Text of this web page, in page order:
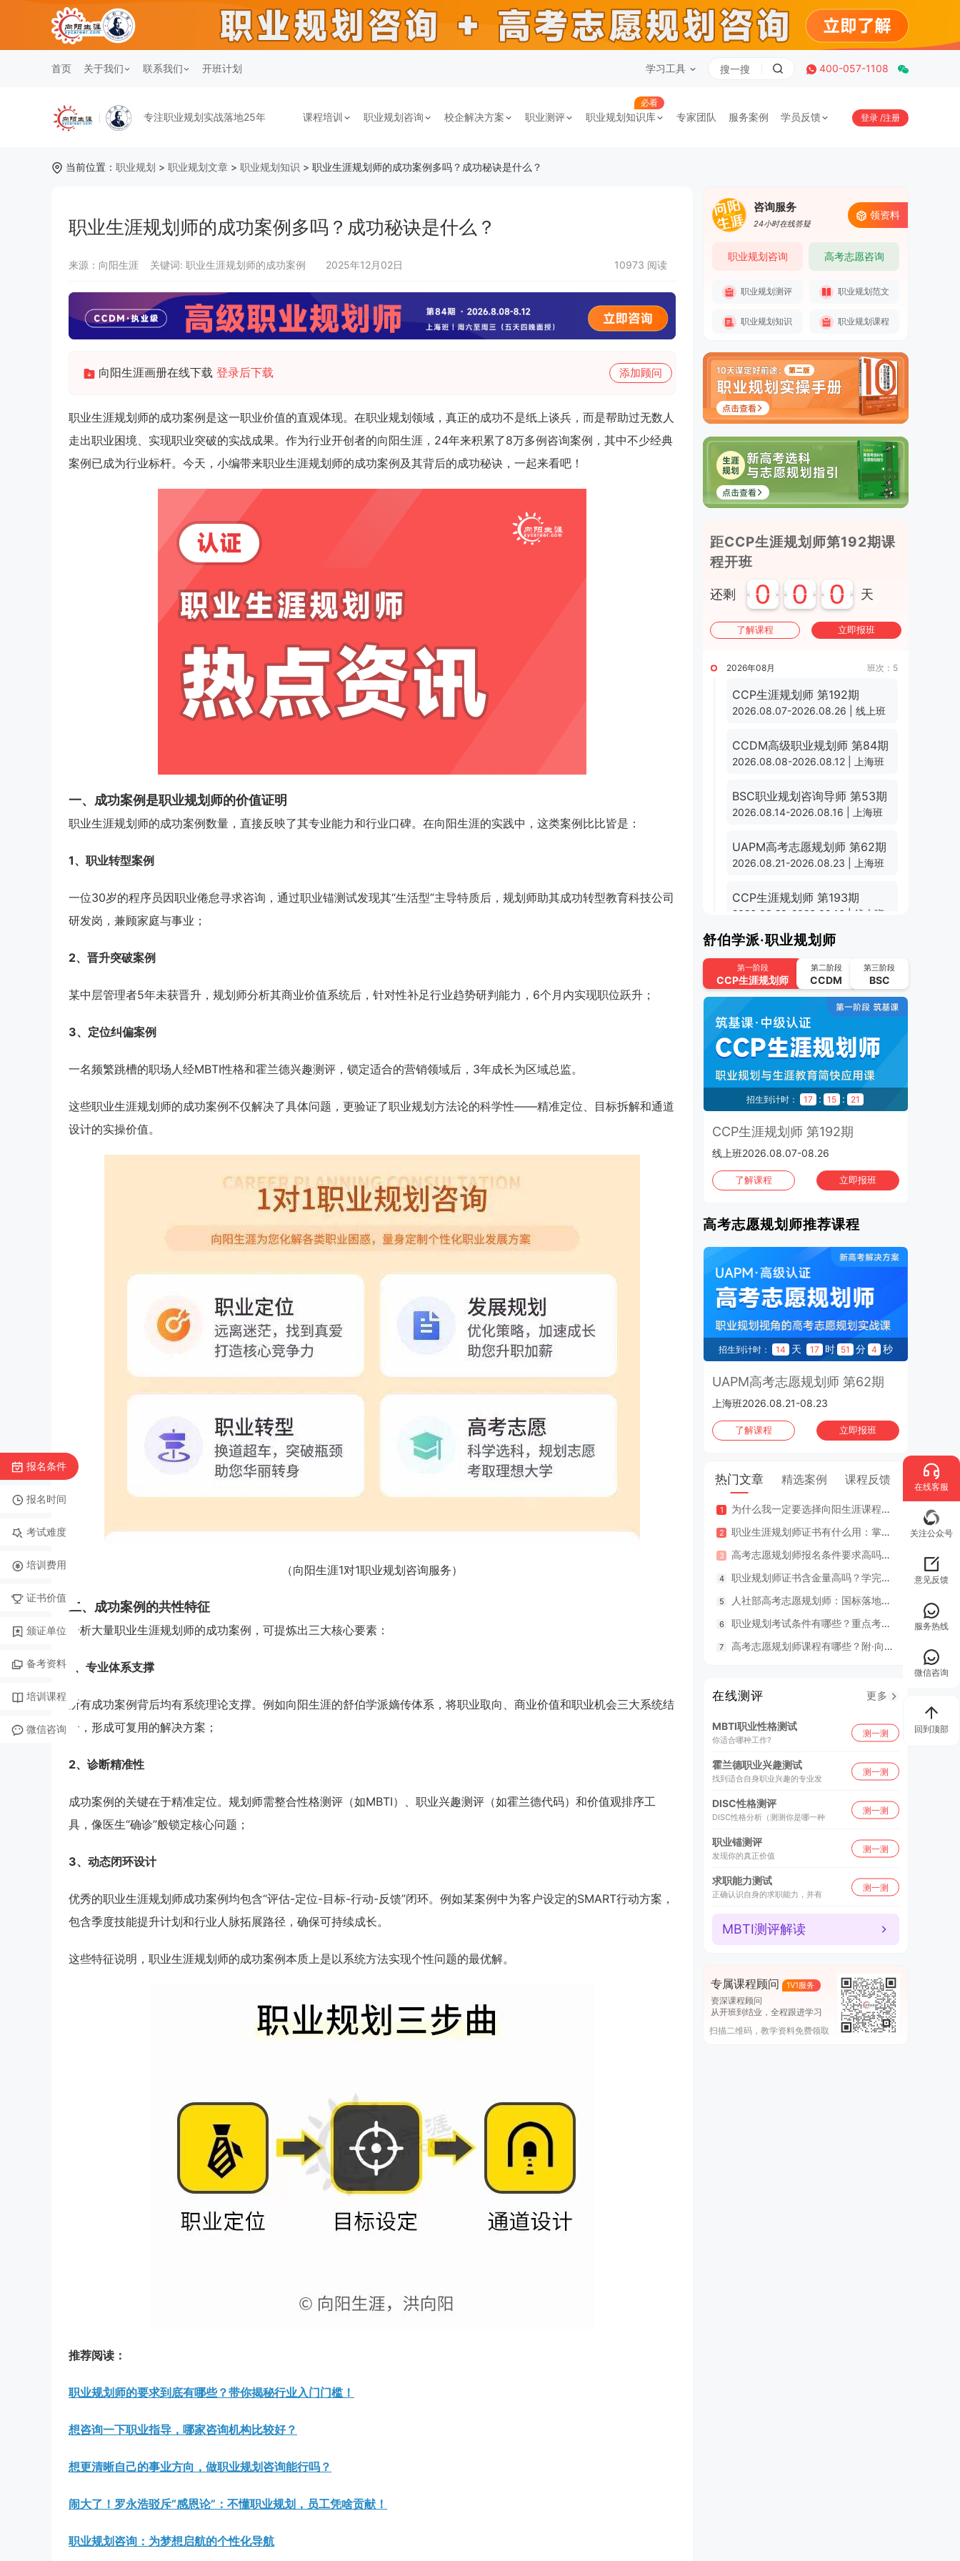
首页 关于我们 联系我们 开班计划 学习工具 400-057-1108
专注职业规划实战落地25年 课程培训 职业规划咨询 校企解决方案 职业测评
必看
职业规划知识库 专家团队 服务案例 学员反馈 登录 /注册
当前位置： 职业规划 > 职业规划文章 > 职业规划知识 > 职业生涯规划师的成功案例多吗？成功秘诀是什么？
职业生涯规划师的成功案例多吗？成功秘诀是什么？
10973 阅读
来源：向阳生涯 关键词: 职业生涯规划师的成功案例 2025年12月02日
向阳生涯画册在线下载 登录后下载 添加顾问
职业生涯规划师的成功案例是这一职业价值的直观体现。在职业规划领域，真正的成功不是纸上谈兵，而是帮助过无数人
走出职业困境、实现职业突破的实战成果。作为行业开创者的向阳生涯，24年来积累了8万多例咨询案例，其中不少经典
案例已成为行业标杆。今天，小编带来职业生涯规划师的成功案例及其背后的成功秘诀，一起来看吧！
一、成功案例是职业规划师的价值证明
职业生涯规划师的成功案例数量，直接反映了其专业能力和行业口碑。在向阳生涯的实践中，这类案例比比皆是：
1、职业转型案例
一位30岁的程序员因职业倦怠寻求咨询，通过职业锚测试发现其“生活型”主导特质后，规划师助其成功转型教育科技公司
研发岗，兼顾家庭与事业；
2、晋升突破案例
某中层管理者5年未获晋升，规划师分析其商业价值系统后，针对性补足行业趋势研判能力，6个月内实现职位跃升；
3、定位纠偏案例
一名频繁跳槽的职场人经MBTI性格和霍兰德兴趣测评，锁定适合的营销领域后，3年成长为区域总监。
这些职业生涯规划师的成功案例不仅解决了具体问题，更验证了职业规划方法论的科学性——精准定位、目标拆解和通道
设计的实操价值。
（向阳生涯1对1职业规划咨询服务）
二、成功案例的共性特征
分析大量职业生涯规划师的成功案例，可提炼出三大核心要素：
1、专业体系支撑
所有成功案例背后均有系统理论支撑。例如向阳生涯的舒伯学派嫡传体系，将职业取向、商业价值和职业机会三大系统结
合，形成可复用的解决方案；
2、诊断精准性
成功案例的关键在于精准定位。规划师需整合性格测评（如MBTI）、职业兴趣测评（如霍兰德代码）和价值观排序工
具，像医生“确诊”般锁定核心问题；
3、动态闭环设计
优秀的职业生涯规划师成功案例均包含“评估-定位-目标-行动-反馈”闭环。例如某案例中为客户设定的SMART行动方案，
包含季度技能提升计划和行业人脉拓展路径，确保可持续成长。
这些特征说明，职业生涯规划师的成功案例本质上是以系统方法实现个性问题的最优解。
推荐阅读：
职业规划师的要求到底有哪些？带你揭秘行业入门门槛！
想咨询一下职业指导，哪家咨询机构比较好？
想更清晰自己的事业方向，做职业规划咨询能行吗？
闹大了！罗永浩驳斥“感恩论”：不懂职业规划，员工凭啥贡献！
职业规划咨询：为梦想启航的个性化导航
咨询服务
24小时在线答疑
领资料
职业规划咨询 高考志愿咨询
职业规划测评 职业规划范文
职业规划知识 职业规划课程
距CCP生涯规划师第192期课
程开班
还剩 0 0 0 天
了解课程 立即报班
班次：5
2026年08月
CCP生涯规划师 第192期
2026.08.07-2026.08.26 | 线上班
CCDM高级职业规划师 第84期
2026.08.08-2026.08.12 | 上海班
BSC职业规划咨询导师 第53期
2026.08.14-2026.08.16 | 上海班
UAPM高考志愿规划师 第62期
2026.08.21-2026.08.23 | 上海班
CCP生涯规划师 第193期
2026.08.28-2026.09.16 | 线上班
2026年09月
UAPM高考志愿规划师 第63期
2026.09.01-2026.09.24 | 线上班
CCP生涯规划师 第194期
2026.09.11-2026.09.30 | 线上班
UAPM高考志愿规划师 第64期
2026.09.22-2026.10.15 | 线上班
班次：4
2026年10月
CCP生涯规划师 第195期
2026.10.02-2026.10.21 | 线上班
UAPM高考志愿规划师 第65期
2026.10.16-2026.11.04 | 线上班
CCP生涯规划师 第197期
2026.10.30-2026.11.01 | 上海班
舒伯学派·职业规划师
第一阶段
CCP生涯规划师
第二阶段
CCDM
第三阶段
BSC
招生到计时： 7 天 17 48 分 51 秒
上海班2026.08.14-08.16
了解课程
招生到计时： 17 : 15 : 20
CCP生涯规划师 第192期
线上班2026.08.07-08.26
了解课程 立即报班
高考志愿规划师推荐课程
招生到计时： 14 天 17 时 51 分 3 秒
UAPM高考志愿规划师 第62期
上海班2026.08.21-08.23
了解课程 立即报班
热门文章 精选案例 课程反馈
CCP学员心得交流
为什么我一定要选择向阳生涯课程体系？七大核心理由
职业生涯规划师证书有什么用：掌握专业知识与技能，助人也助己！
高考志愿规划师报名条件要求高吗？专业认证在哪里考？
职业规划师证书含金量高吗？学完好找工作吗？
人社部高考志愿规划师：国标落地，从业标准更明确，持证执业不可少
职业规划考试条件有哪些？重点考什么？
高考志愿规划师课程有哪些？附·向阳生涯26年UAPM课程开班计划表
咨询案
2年
985
在线测评 更多
MBTI职业性格测试
你适合哪种工作?
测一测
霍兰德职业兴趣测试
找到适合自身职业兴趣的专业发
测一测
DISC性格测评
DISC性格分析（测测你是哪一种
测一测
职业锚测评
发现你的真正价值
测一测
求职能力测试
正确认识自身的求职能力，并有
测一测
MBTI测评解读
专属课程顾问 1V1服务
资深课程顾问
从开班到结业，全程跟进学习
扫描二维码，教学资料免费领取
报名条件
报名时间
考试难度
培训费用
证书价值
颁证单位
备考资料
培训课程
微信咨询
在线客服
关注公众号
意见反馈
服务热线
微信咨询
回到顶部